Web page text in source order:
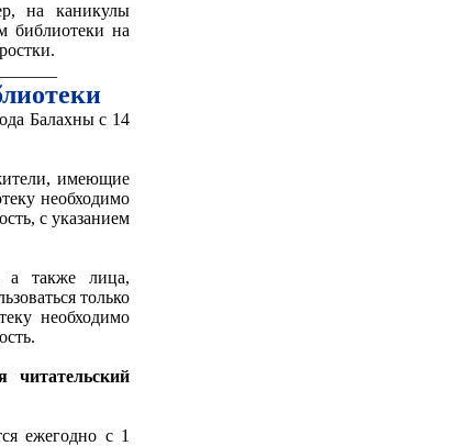
на каникулы
библиотеки на
Балахны с 14
имеющие
необходимо
с указанием
а также лица,
только
необходимо
читательский
ежегодно с 1